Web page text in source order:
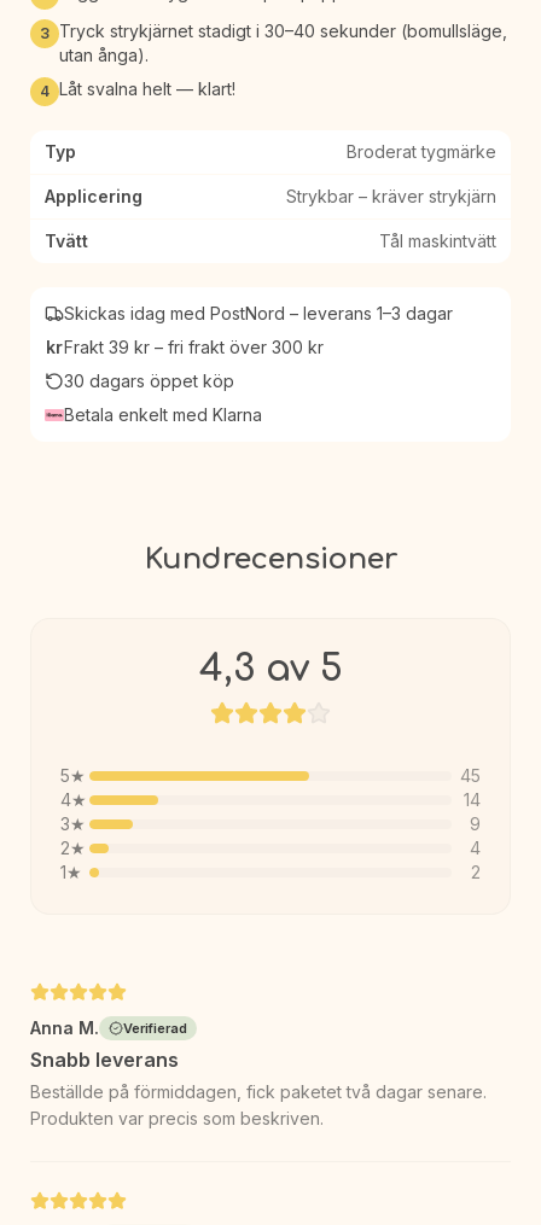
3 Tryck strykjärnet stadigt i 30–40 sekunder (bomullsläge,
utan ånga).
4 Låt svalna helt — klart!
Typ Broderat tygmärke
Applicering Strykbar – kräver strykjärn
Tvätt Tål maskintvätt
Skickas idag med PostNord – leverans 1–3 dagar
krFrakt 39 kr – fri frakt över 300 kr
30 dagars öppet köp
Betala enkelt med Klarna
Kundrecensioner
4,3 av 5
5★
45
4★
14
3★
9
2★
4
1★ 2
Anna M. Verifierad
Snabb leverans
Beställde på förmiddagen, fick paketet två dagar senare.
Produkten var precis som beskriven.